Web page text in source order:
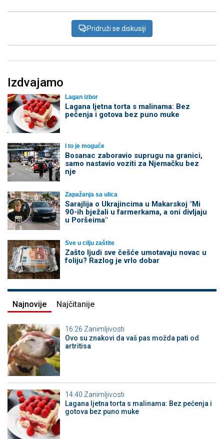
Pridruži se diskusiji
Izdvajamo
Lagan izbor
Lagana ljetna torta s malinama: Bez
pečenja i gotova bez puno muke
I to je moguće
Bosanac zaboravio suprugu na granici,
samo nastavio voziti za Njemačku bez
nje
Zapažanja sa ulica
Sarajlija o Ukrajincima u Makarskoj "Mi
90-ih bježali u farmerkama, a oni divljaju
u Poršeima"
Sve u cilju zaštite
Zašto ljudi sve češće umotavaju novac u
foliju? Razlog je vrlo dobar
Najnovije Najčitanije
16:26 Zanimljivosti
Ovo su znakovi da vaš pas možda pati od
artritisa
14:40 Zanimljivosti
Lagana ljetna torta s malinama: Bez pečenja i
gotova bez puno muke